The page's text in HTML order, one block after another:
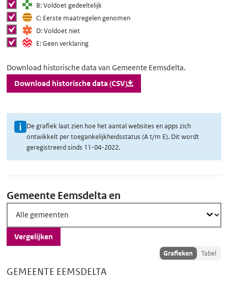
tonen in grafiek
B: Voldoet gedeeltelijk
C: Eerste maatregelen genomentonen
D: Voldoet niettonen
E: Geen verklaringtonen
Download
historische
data
Download historische data van Gemeente Eemsdelta.
Download historische data (CSV)
U
i
g
o
v
e
d
De grafiek laat zien hoe het aantal websites en apps zich
ontwikkelt per toegankelijkheidsstatus (A t/m E). Dit wordt
geregistreerd sinds 11-04-2022.
scores
Gemeente Eemsdelta en
Vergelijken
Toon
Grafieken Tabel
GEMEENTE EEMSDELTA